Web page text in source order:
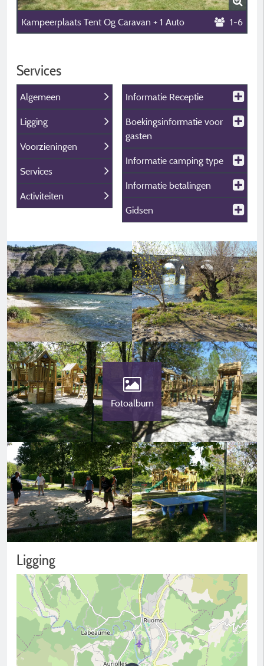
Kampeerplaats Tent Og Caravan + 1 Auto 1-6
Services
Algemeen
Ligging
Voorzieningen
Services
Activiteiten
Informatie Receptie
Boekingsinformatie voor
gasten
Informatie camping type
Informatie betalingen
Gidsen
Fotoalbum
Ligging